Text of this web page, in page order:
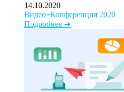
14.10.2020
Видео+Конференция 2020
Подробнее ➜